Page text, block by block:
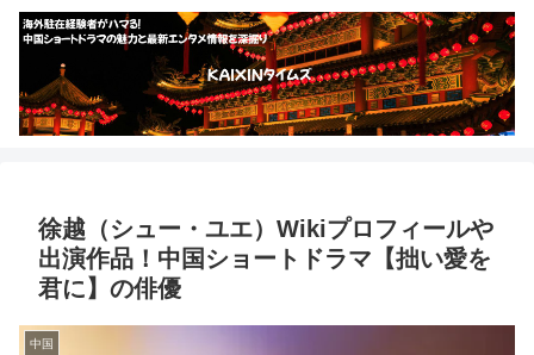
徐越（シュー・ユエ）Wikiプロフィールや
出演作品！中国ショートドラマ【拙い愛を
君に】の俳優
中国